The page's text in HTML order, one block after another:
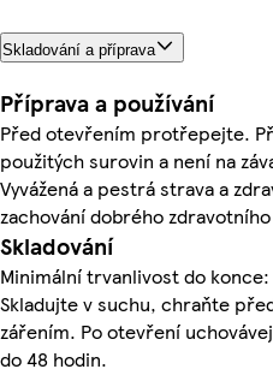
Skladování a příprava
Příprava a používání
Před otevřením protřepejte.
použitých surovin a není na
Vyvážená a pestrá strava a
zachování dobrého
Skladování
Minimální trvanlivost do
Skladujte v suchu, chraňte
zářením. Po otevření
do 48 hodin.